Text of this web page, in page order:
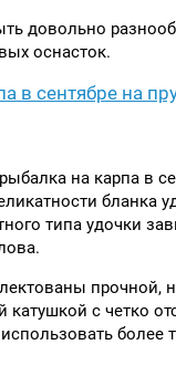
довольно
оснасток.
в сентябре на
на карпа в
бланка
типа удочки
прочной,
с четко
более